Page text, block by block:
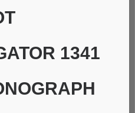
1341